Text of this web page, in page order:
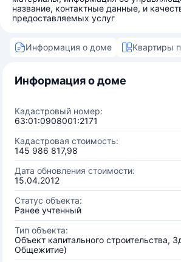
название, контактные данные, и
предоставляемых услуг
Информация о доме Квартиры
Информация о доме
Кадастровый номер:
63:01:0908001:2171
Кадастровая стоимость:
145 986 817,98
Дата обновления стоимости:
15.04.2012
Статус объекта:
Ранее учтенный
Тип объекта:
Объект капитального строительства,
Общежитие)